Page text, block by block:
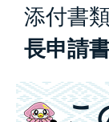
添付書
長申請